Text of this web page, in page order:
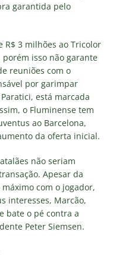
garantida pelo
R$ 3 milhões ao Tricolor
isso não garante
reuniões com o
por garimpar
está marcada
o Fluminense tem
ao Barcelona,
da oferta inicial.
não seriam
Apesar da
com o jogador,
interesses, Marcão,
bate o pé contra a
Peter Siemsen.